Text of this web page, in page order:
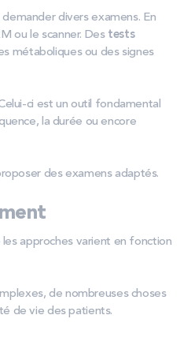
divers examens. En
ou le scanner. Des tests
métaboliques ou des signes
ci est un outil fondamental
la durée ou encore
des examens adaptés.
approches varient en fonction
de nombreuses choses
de vie des patients.